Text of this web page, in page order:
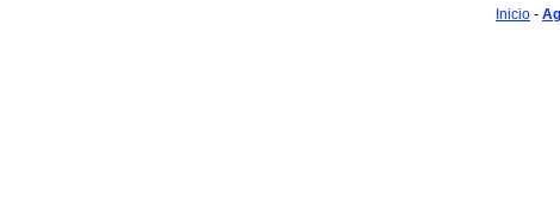
Inicio -